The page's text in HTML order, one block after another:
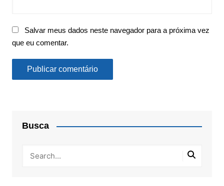
Salvar meus dados neste navegador para a próxima vez
que eu comentar.
Busca